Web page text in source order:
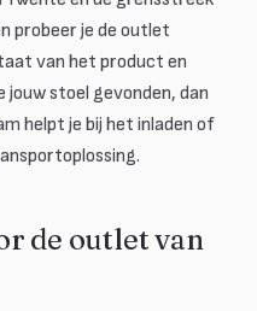
probeer je de outlet
van het product en
stoel gevonden, dan
helpt je bij het inladen of
de outlet van